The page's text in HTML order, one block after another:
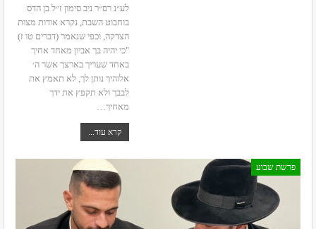
לע״נ רס״ר ניב סימון ז״ל בן הדס
בוחבוט השבת, נקרא אודות מצות
הצדקה, וכפי שנאמר (דברים טו ז)
"כי יהיה בך אביון מאחד אחיך
באחד שעריך בארצך אשר ה׳
אלוהיך נותן לך, לא תאמץ את
לבבך ולא תקפץ את ידך
מאחיך
קרא עוד...
פרשת שבוע